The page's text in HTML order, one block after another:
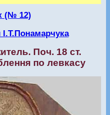
(№ 12)
Поч. 18 ст.
по левкасу